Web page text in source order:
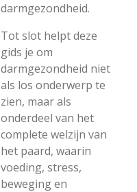
darmgezondheid.
Tot slot helpt deze
gids je om
darmgezondheid niet
als los onderwerp te
zien, maar als
onderdeel van het
complete welzijn van
het paard, waarin
voeding, stress,
beweging en